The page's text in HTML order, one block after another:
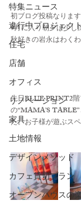
特集ニュース
進行中プロジェク
住宅
店舗
オフィス
リノベーション
家具
土地情報
デザインメソッド
カフェ貸切プラン
オープンハウスの
初ブログ投稿なりま
9月に入り朝夕は少し
秋好きの岩永はわく
先日BLUE PRINT2
の“MAMA’S
た。お子様が遊ぶス